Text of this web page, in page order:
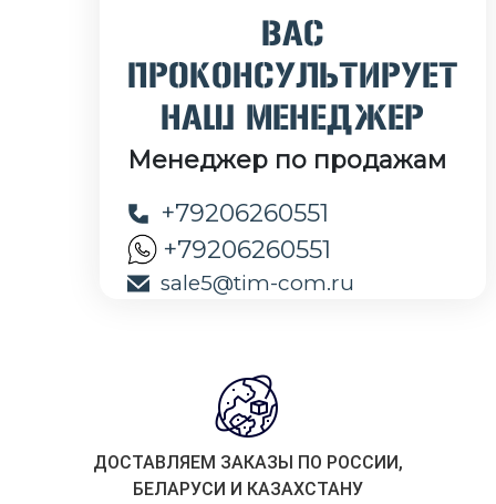
ВАС
ПРОКОНСУЛЬТИРУЕТ
НАШ МЕНЕДЖЕР
Менеджер по продажам
+79206260551
+79206260551
sale5@tim-com.ru
ДОСТАВЛЯЕМ ЗАКАЗЫ ПО РОССИИ,
БЕЛАРУСИ И КАЗАХСТАНУ